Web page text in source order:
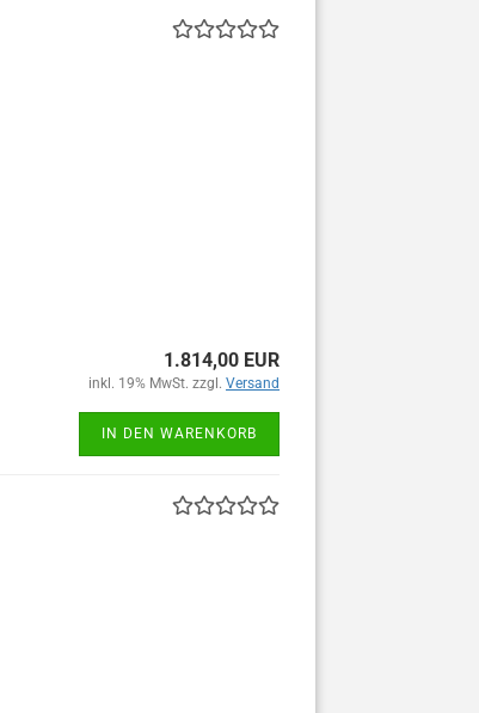
1.814,00 EUR
inkl. 19% MwSt. zzgl. Versand
IN DEN WARENKORB